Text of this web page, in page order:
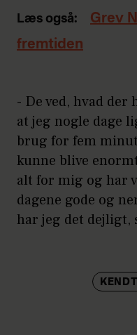
Læs også:
Grev
fremtiden
- De ved, hvad der
at jeg nogle dage
brug for fem
kunne blive
alt for mig og har
dagene gode og
har jeg det dejligt,